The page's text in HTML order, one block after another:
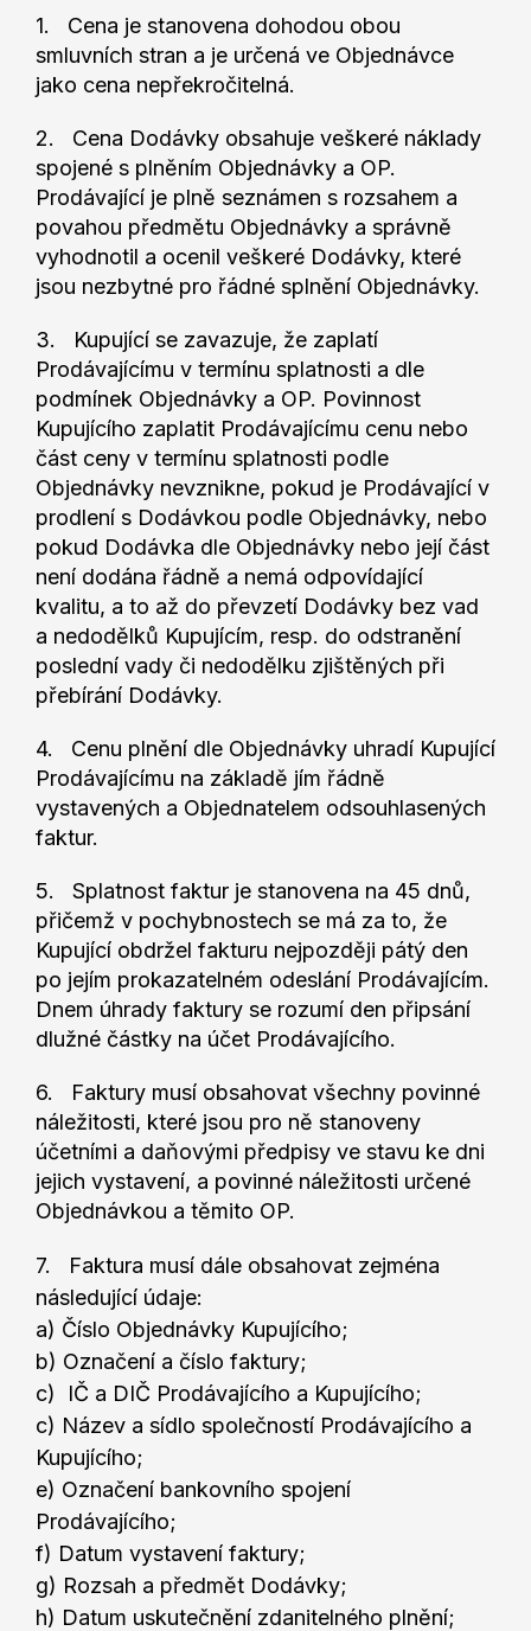
1. Cena je stanovena dohodou obou
smluvních stran a je určená ve Objednávce
jako cena nepřekročitelná.
2. Cena Dodávky obsahuje veškeré náklady
spojené s plněním Objednávky a OP.
Prodávající je plně seznámen s rozsahem a
povahou předmětu Objednávky a správně
vyhodnotil a ocenil veškeré Dodávky, které
jsou nezbytné pro řádné splnění Objednávky.
3. Kupující se zavazuje, že zaplatí
Prodávajícímu v termínu splatnosti a dle
podmínek Objednávky a OP. Povinnost
Kupujícího zaplatit Prodávajícímu cenu nebo
část ceny v termínu splatnosti podle
Objednávky nevznikne, pokud je Prodávající v
prodlení s Dodávkou podle Objednávky, nebo
pokud Dodávka dle Objednávky nebo její část
není dodána řádně a nemá odpovídající
kvalitu, a to až do převzetí Dodávky bez vad
a nedodělků Kupujícím, resp. do odstranění
poslední vady či nedodělku zjištěných při
přebírání Dodávky.
4. Cenu plnění dle Objednávky uhradí Kupující
Prodávajícímu na základě jím řádně
vystavených a Objednatelem odsouhlasených
faktur.
5. Splatnost faktur je stanovena na 45 dnů,
přičemž v pochybnostech se má za to, že
Kupující obdržel fakturu nejpozději pátý den
po jejím prokazatelném odeslání Prodávajícím.
Dnem úhrady faktury se rozumí den připsání
dlužné částky na účet Prodávajícího.
6. Faktury musí obsahovat všechny povinné
náležitosti, které jsou pro ně stanoveny
účetními a daňovými předpisy ve stavu ke dni
jejich vystavení, a povinné náležitosti určené
Objednávkou a těmito OP.
7. Faktura musí dále obsahovat zejména
následující údaje:
a) Číslo Objednávky Kupujícího;
b) Označení a číslo faktury;
c) IČ a DIČ Prodávajícího a Kupujícího;
c) Název a sídlo společností Prodávajícího a
Kupujícího;
e) Označení bankovního spojení
Prodávajícího;
f) Datum vystavení faktury;
g) Rozsah a předmět Dodávky;
h) Datum uskutečnění zdanitelného plnění;